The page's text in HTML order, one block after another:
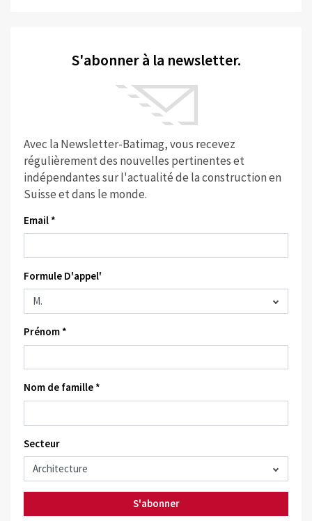
S'abonner à la newsletter.
Avec la Newsletter-Batimag, vous recevez
régulièrement des nouvelles pertinentes et
indépendantes sur l'actualité de la construction en
Suisse et dans le monde.
Email *
Formule D'appel'
Prénom *
Nom de famille *
Secteur
S'abonner